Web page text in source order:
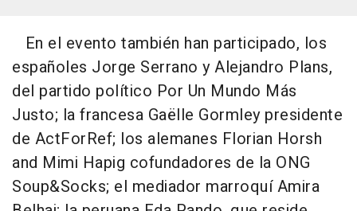
En el evento también han participado, los
españoles Jorge Serrano y Alejandro Plans,
del partido político Por Un Mundo Más
Justo; la francesa Gaëlle Gormley presidente
de ActForRef; los alemanes Florian Horsh
and Mimi Hapig cofundadores de la ONG
Soup&Socks; el mediador marroquí Amira